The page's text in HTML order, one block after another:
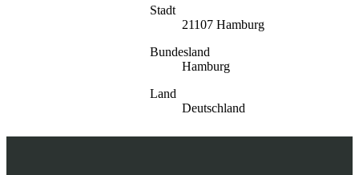
Stadt
21107 Hamburg
Bundesland
Hamburg
Land
Deutschland